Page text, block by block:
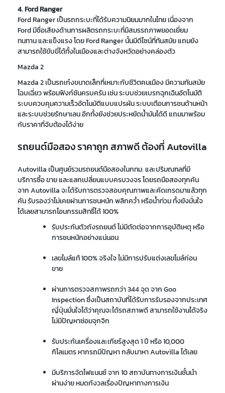
4. Ford Ranger
Ford Ranger เป็นรถกระบะที่ได้รับความนิยมมากในไทย เนื่องจาก
Ford มีชื่อเสียงด้านการผลิตรถกระบะที่มีสมรรถภาพยอดเยี่ยม
ทนทาน และแข็งแรง โดย Ford Ranger นั้นมีดีไซน์ที่ทันสมัย แถมยัง
สามารถใช้ขับขี่ได้ทั้งในเมืองและต่างจังหวัดอย่างคล่องตัว
Mazda 2
Mazda 2 เป็นรถเก๋งขนาดเล็กที่เหมาะกับชีวิตคนเมือง มีความทันสมัย
โฉบเฉี่ยว พร้อมฟังก์ชันครบครัน เช่น ระบบช่วยเบรกฉุกเฉินอัตโนมัติ
ระบบควบคุมความเร็วอัตโนมัติแบบแปรผัน ระบบเตือนการชนด้านหน้า
และระบบช่วยรักษาเลน อีกทั้งยังช่วยประหยัดน้ำมันได้ดี แถมมาพร้อม
กับราคาที่จับต้องได้ง่าย
รถยนต์มือสอง ราคาถูก สภาพดี ต้องที่ Autovilla
Autovilla เป็นศูนย์รวมรถยนต์มือสองในกทม. และปริมณฑลที่มี
บริการซื้อ ขาย และแลกเปลี่ยนแบบครบวงจร โดยรถมือสองทุกคัน
จาก Autovilla จะได้รับการตรวจสอบคุณภาพและคัดเกรดมาแล้วทุก
คัน รับรองว่าไม่เคยผ่านการชนหนัก พลิกคว่ำ หรือน้ำท่วม ทั้งยังมั่นใจ
ได้เลยสามารถโอนกรรมสิทธิ์ได้ 100%
รับประกันตัวถังรถยนต์ ไม่มีตัดต่อจากการอุบัติเหตุ หรือ
การชนหนักอย่างแน่นอน
เลขไมล์แท้ 100% จริงใจ ไม่มีการปรับแต่งเลขไมล์ก่อน
ขาย
ผ่านการตรวจสภาพรถกว่า 344 จุด จาก Goo
Inspection ซึ่งเป็นสถาบันที่ได้รับการรับรองจากประเทศ
ญี่ปุ่นมั่นใจได้ว่าคุณจะได้รถสภาพดี สามารถใช้งานได้จริง
ไม่มีปัญหาซ่อมจุกจิก
รับประกันเครื่องและเกียร์สูงสุด 1 ปี หรือ 10,000
กิโลเมตร หากรถมีปัญหา กลับมาหา Autovilla ได้เลย
มีบริการจัดไฟแนนซ์ จาก 10 สถาบันทางการเงินชั้นนำ
ผ่านง่าย หมดกังวลเรื่องปัญหาทางการเงิน